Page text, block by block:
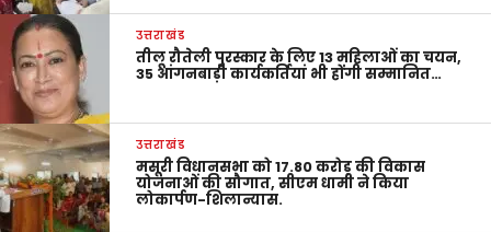
उत्तराखंड
तीलू रौतेली पुरस्कार के लिए 13 महिलाओं का चयन,
35 आंगनबाड़ी कार्यकर्तियां भी होंगी सम्मानित…
उत्तराखंड
मसूरी विधानसभा को 17.80 करोड़ की विकास
योजनाओं की सौगात, सीएम धामी ने किया
लोकार्पण-शिलान्यास.